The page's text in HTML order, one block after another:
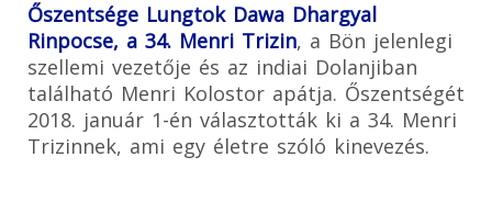
Őszentsége Lungtok Dawa Dhargyal
Rinpocse, a 34. Menri Trizin, a Bön jelenlegi
szellemi vezetője és az indiai Dolanjiban
található Menri Kolostor apátja. Őszentségét
2018. január 1-én választották ki a 34. Menri
Trizinnek, ami egy életre szóló kinevezés.